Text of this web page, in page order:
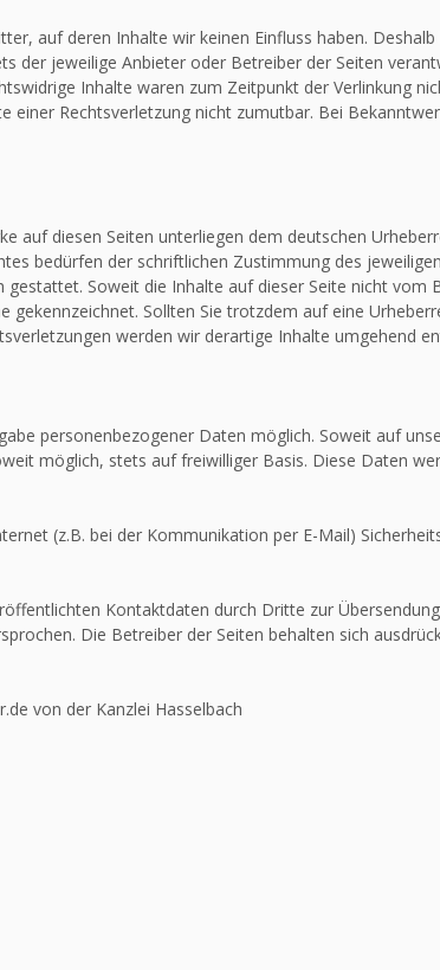
auf deren Inhalte wir keinen Einfluss haben.
der jeweilige Anbieter oder Betreiber der Seiten
Inhalte waren zum Zeitpunkt der Verlinkung
einer Rechtsverletzung nicht zumutbar. Bei
auf diesen Seiten unterliegen dem deutschen
bedürfen der schriftlichen Zustimmung des
Soweit die Inhalte auf dieser Seite nicht
gekennzeichnet. Sollten Sie trotzdem auf eine
werden wir derartige Inhalte umgehend
personenbezogener Daten möglich. Soweit auf
möglich, stets auf freiwilliger Basis. Diese Daten
(z.B. bei der Kommunikation per E-Mail)
Kontaktdaten durch Dritte zur
Die Betreiber der Seiten behalten sich
von der Kanzlei Hasselbach